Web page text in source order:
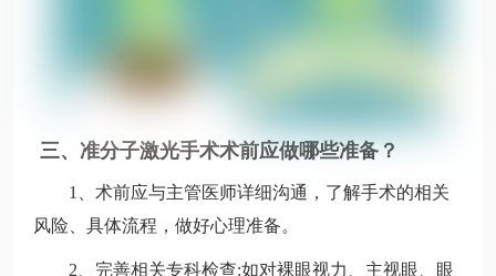
三、准分子激光手术术前应做哪些准备？
1、术前应与主管医师详细沟通，了解手术的相关
风险、具体流程，做好心理准备。
2、完善相关专科检查:如对裸眼视力、主视眼、眼